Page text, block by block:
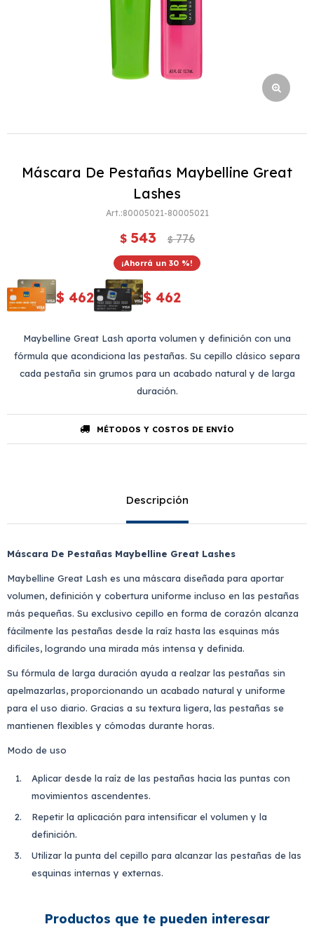
Máscara De Pestañas Maybelline Great
Lashes
80005021-80005021
$ 543 $ 776
30
$ 462 $ 462
Maybelline Great Lash aporta volumen y definición con una
fórmula que acondiciona las pestañas. Su cepillo clásico separa
cada pestaña sin grumos para un acabado natural y de larga
duración.
MÉTODOS Y COSTOS DE ENVÍO
Descripción
Máscara De Pestañas Maybelline Great Lashes
Maybelline Great Lash es una máscara diseñada para aportar
volumen, definición y cobertura uniforme incluso en las pestañas
más pequeñas. Su exclusivo cepillo en forma de corazón alcanza
fácilmente las pestañas desde la raíz hasta las esquinas más
difíciles, logrando una mirada más intensa y definida.
Su fórmula de larga duración ayuda a realzar las pestañas sin
apelmazarlas, proporcionando un acabado natural y uniforme
para el uso diario. Gracias a su textura ligera, las pestañas se
mantienen flexibles y cómodas durante horas.
Modo de uso
Aplicar desde la raíz de las pestañas hacia las puntas con
movimientos ascendentes.
Repetir la aplicación para intensificar el volumen y la
definición.
Utilizar la punta del cepillo para alcanzar las pestañas de las
esquinas internas y externas.
Productos que te pueden interesar